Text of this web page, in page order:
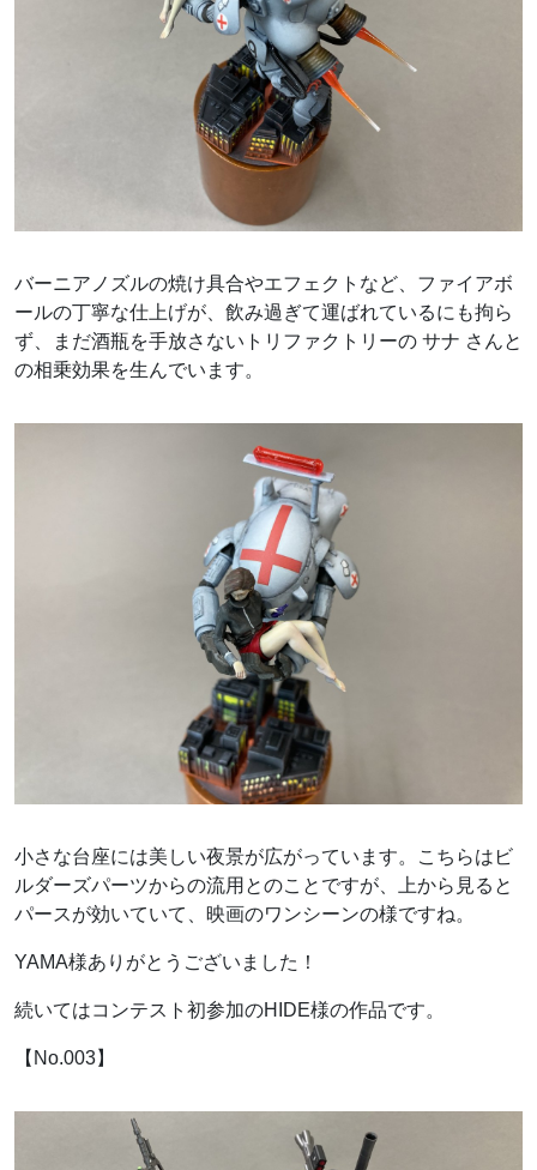
バーニアノズルの焼け具合やエフェクトなど、ファイアボ
ールの丁寧な仕上げが、飲み過ぎて運ばれているにも拘ら
ず、まだ酒瓶を手放さないトリファクトリーの サナ さんと
の相乗効果を生んでいます。
小さな台座には美しい夜景が広がっています。こちらはビ
ルダーズパーツからの流用とのことですが、上から見ると
パースが効いていて、映画のワンシーンの様ですね。
YAMA様ありがとうございました！
続いてはコンテスト初参加のHIDE様の作品です。
【No.003】